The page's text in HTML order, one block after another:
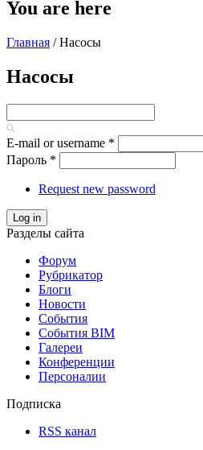
You are here
Главная / Насосы
Насосы
E-mail or username *
Пароль *
Request new password
Log in
Разделы сайта
Форум
Рубрикатор
Блоги
Новости
События
События BIM
Галереи
Конференции
Персоналии
Подписка
RSS канал